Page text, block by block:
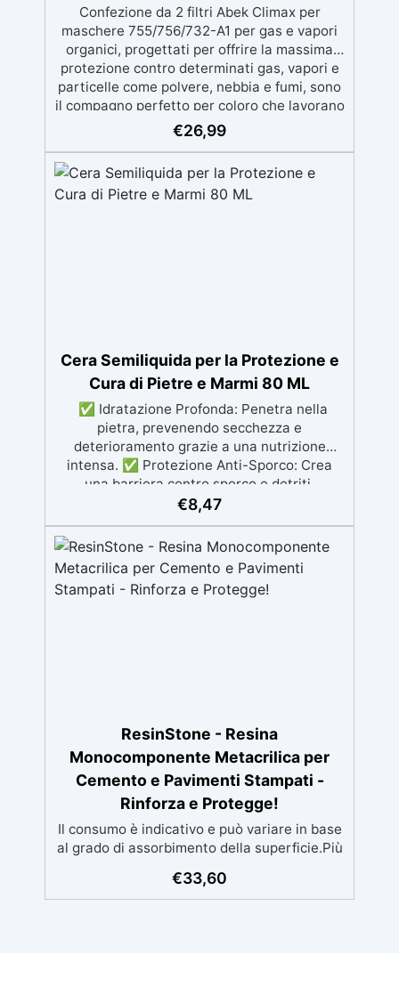
Confezione da 2 filtri Abek Climax per
maschere 755/756/732-A1 per gas e vapori
organici, progettati per offrire la massima
protezione contro determinati gas, vapori e
particelle come polvere, nebbia e fumi, sono
il compagno perfetto per coloro che lavorano
con resine epossidiche, poliuretaniche o
poliestere. Conforme alla normativa
14387:2004+A1:2008 Compatibili con i filtri
Climax modello 755/756/732-A1
€26,99
Cera Semiliquida per la Protezione e
Cura di Pietre e Marmi 80 ML
✅ Idratazione Profonda: Penetra nella
pietra, prevenendo secchezza e
deterioramento grazie a una nutrizione
intensa. ✅ Protezione Anti-Sporco: Crea
una barriera contro sporco e detriti,
facilitando la pulizia e mantenendo le
effetto brillante che esalta la bellezza
naturale di marmo, granito, ardesia e altre
pietre. ✅ Versatilità d'Uso: Adatta sia per
pietre morbide che dure, con formulazioni
€8,47
ResinStone - Resina
Monocomponente Metacrilica per
Cemento e Pavimenti Stampati -
Rinforza e Protegge!
Il consumo è indicativo e può variare in base
al grado di assorbimento della superficie.Più
quantità di prodotto necessaria.Per un
risultato ottimale, consigliamo di acquistare
€33,60